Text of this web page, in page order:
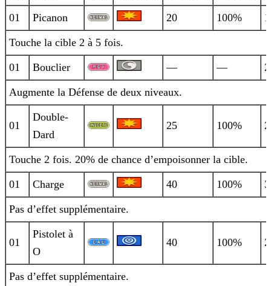
01 Picanon 20 100%
Touche la cible 2 à 5 fois.
01 Bouclier — —
Augmente la Défense de deux niveaux.
01
Double-
Dard
25 100%
Touche 2 fois. 20% de chance d’empoisonner la cible.
01 Charge 40 100%
Pas d’effet supplémentaire.
01
Pistolet à
O
40 100%
Pas d’effet supplémentaire.